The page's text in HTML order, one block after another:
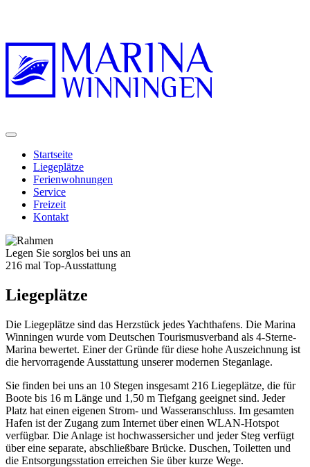
Startseite
Liegeplätze
Ferienwohnungen
Service
Freizeit
Kontakt
Legen Sie sorglos bei uns an
216 mal Top-Ausstattung
Liegeplätze
Die Liegeplätze sind das Herzstück jedes Yachthafens. Die Marina
Winningen wurde vom Deutschen Tourismusverband als 4-Sterne-
Marina bewertet. Einer der Gründe für diese hohe Auszeichnung ist
die hervorragende Ausstattung unserer modernen Steganlage.
Sie finden bei uns an 10 Stegen insgesamt 216 Liegeplätze, die für
Boote bis 16 m Länge und 1,50 m Tiefgang geeignet sind. Jeder
Platz hat einen eigenen Strom- und Wasseranschluss. Im gesamten
Hafen ist der Zugang zum Internet über einen WLAN-Hotspot
verfügbar. Die Anlage ist hochwassersicher und jeder Steg verfügt
über eine separate, abschließbare Brücke. Duschen, Toiletten und
die Entsorgungsstation erreichen Sie über kurze Wege.